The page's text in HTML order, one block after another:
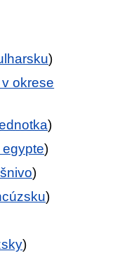
)
okrese
)
)
)
)
)